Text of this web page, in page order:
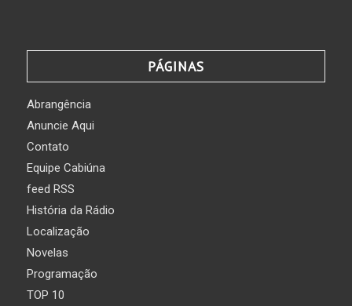
PÁGINAS
Abrangência
Anuncie Aqui
Contato
Equipe Cabiúna
feed RSS
História da Rádio
Localização
Novelas
Programação
TOP 10